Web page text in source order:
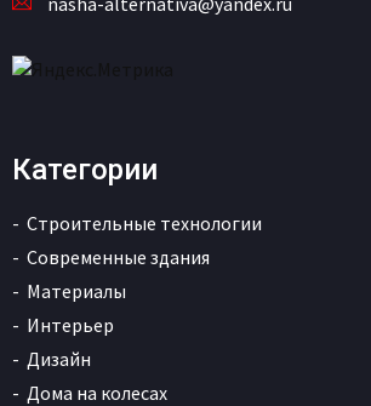
Категории
Строительные технологии
Современные здания
Материалы
Интерьер
Дизайн
Дома на колесах